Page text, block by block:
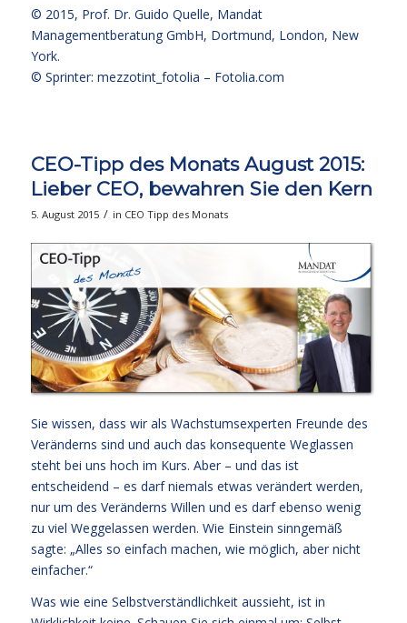
© 2015, Prof. Dr. Guido Quelle, Mandat
Managementberatung GmbH, Dortmund, London, New
York.
© Sprinter: mezzotint_fotolia – Fotolia.com
CEO-Tipp des Monats August 2015:
Lieber CEO, bewahren Sie den Kern
5. August 2015 / in CEO Tipp des Monats
Sie wissen, dass wir als Wachstumsexperten Freunde des
Veränderns sind und auch das konsequente Weglassen
steht bei uns hoch im Kurs. Aber – und das ist
entscheidend – es darf niemals etwas verändert werden,
nur um des Veränderns Willen und es darf ebenso wenig
zu viel Weggelassen werden. Wie Einstein sinngemäß
sagte: „Alles so einfach machen, wie möglich, aber nicht
einfacher.“
Was wie eine Selbstverständlichkeit aussieht, ist in